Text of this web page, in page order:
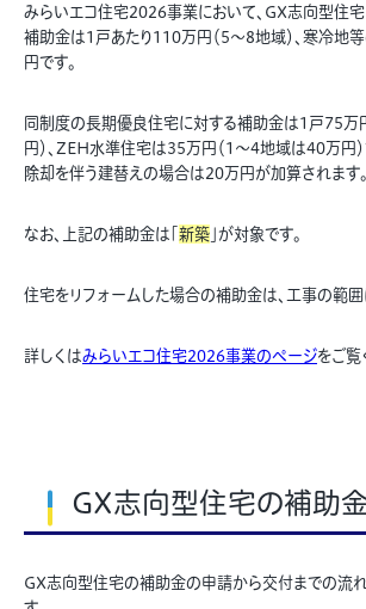
みらいエコ住宅2026事業において、GX志向型住宅
補助金は1戸あたり110万円（5～8地域）、寒冷地
円です。
同制度の長期優良住宅に対する補助金は1戸75万
円）、ZEH水準住宅は35万円（1～4地域は40万円）
除却を伴う建替えの場合は20万円が加算されます。
なお、上記の補助金は「 新築」が対象です。
住宅をリフォームした場合の補助金は、工事の範囲
詳しくはみらいエコ住宅2026事業のページをご覧
GX志向型住宅の補助
GX志向型住宅の補助金の申請から交付までの流